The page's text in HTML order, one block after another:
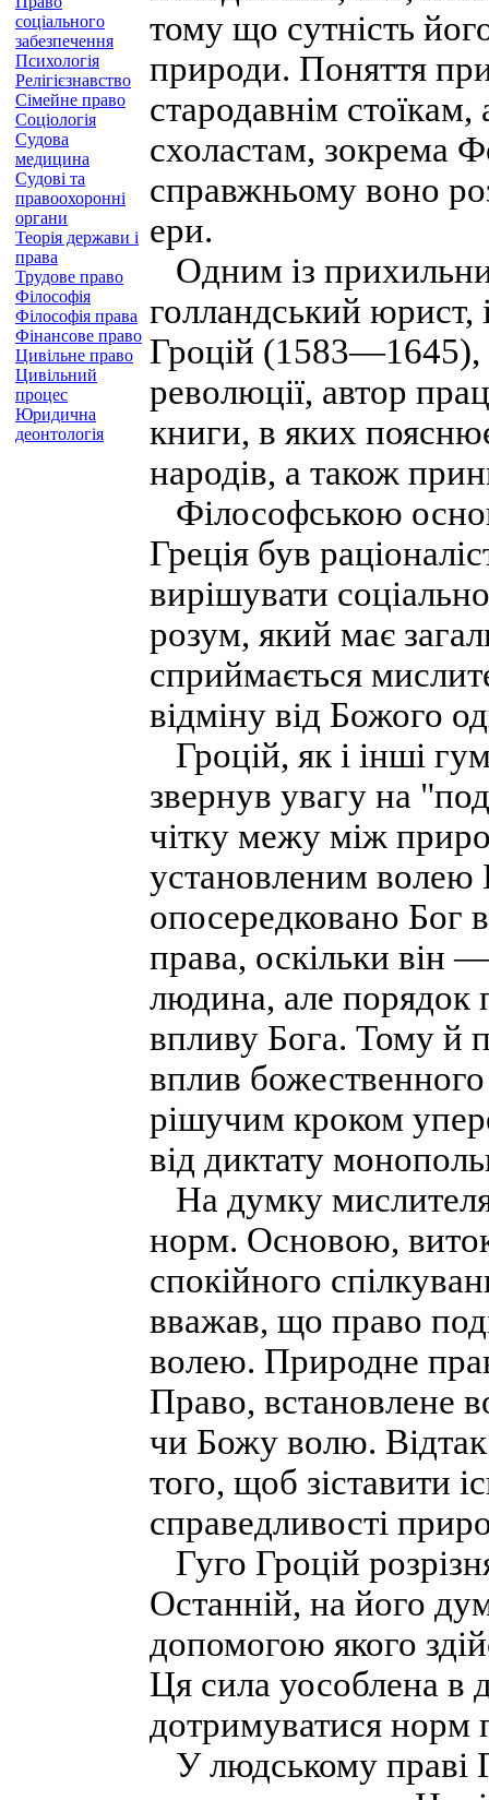
соціального
забезпечення
Психологія
Релігієзнавство
Сімейне право
Соціологія
Судова
медицина
Судові та
правоохоронні
органи
Теорія держави і
права
Трудове право
Філософія
Філософія права
Фінансове право
Цивільне право
Цивільний
процес
Юридична
деонтологія
тому що сутність
природи. Поняття
стародавнім
схоластам, зокрема
справжньому воно
ери.
Одним із
голландський юрист,
Гроцій (1583—1645),
революції, автор
книги, в яких
народів, а також
Філософською
Греція був
вирішувати
розум, який має
сприймається
відміну від Божого
Гроцій, як і інші
звернув увагу на
чітку межу між
установленим
опосередковано Бог
права, оскільки він
людина, але порядок
впливу Бога. Тому й
вплив
рішучим кроком
від диктату
На думку
норм. Основою,
спокійного
вважав, що право
волею. Природне
Право, встановлене
чи Божу волю. Відтак
того, щоб зіставити
справедливості
Гуго Гроцій
Останній, на його
допомогою якого
Ця сила уособлена в
дотримуватися норм
У людському праві